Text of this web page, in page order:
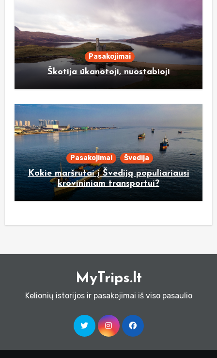
Pasakojimai
Škotija ūkanotoji, nuostabioji
Pasakojimai Švedija
Kokie maršrutai į Švediją populiariausi
krovininiam transportui?
MyTrips.lt
Kelionių istorijos ir pasakojimai iš viso pasaulio